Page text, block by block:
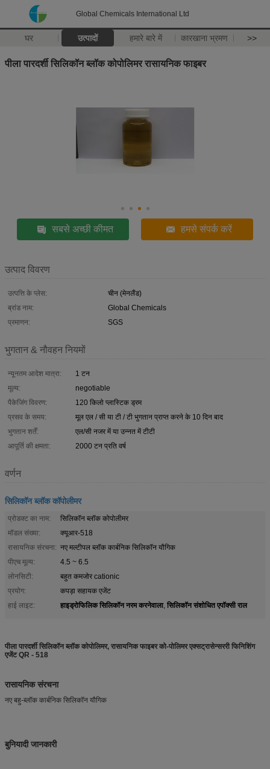
Global Chemicals International Ltd
घर उत्पादों हमारे बारे में कारखाना भ्रमण >>
पीला पारदर्शी सिलिकॉन ब्लॉक कोपोलिमर रासायनिक फाइबर
सबसे अच्छी कीमत हमसे संपर्क करें
उत्पाद विवरण
उत्पत्ति के प्लेस:
चीन (मेनलैंड)
ब्रांड नाम:
Global Chemicals
प्रमाणन:
SGS
भुगतान & नौवहन नियमों
न्यूनतम आदेश मात्रा:
1 टन
मूल्य:
negotiable
पैकेजिंग विवरण:
120 किलो प्लास्टिक ड्रम
प्रसव के समय:
मूल एल / सी या टी / टी भुगतान प्राप्त करने के 10 दिन बाद
भुगतान शर्तें:
एल/सी नजर में या उन्नत में टीटी
आपूर्ति की क्षमता:
2000 टन प्रति वर्ष
वर्णन
सिलिकॉन ब्लॉक कॉपोलीमर
प्रोडक्ट का नाम:
सिलिकॉन ब्लॉक कोपोलीमर
मॉडल संख्या:
क्यूआर-518
रासायनिक संरचना: नए मल्टीपल ब्लॉक कार्बनिक सिलिकॉन यौगिक
पीएच मूल्य:
4.5 ~ 6.5
लोनसिटी:
बहुत कमजोर cationic
प्रयोग:
कपड़ा सहायक एजेंट
हाई लाइट:
हाइड्रोफिलिक सिलिकॉन नरम करनेवाला, सिलिकॉन संशोधित एपॉक्सी राल
पीला पारदर्शी सिलिकॉन ब्लॉक कोपोलिमर, रासायनिक फाइबर को-पोलिमर एक्सट्रासेन्सररी फिनिशिंग
एजेंट QR - 518
रासायनिक संरचना
नए बहु-ब्लॉक कार्बनिक सिलिकॉन यौगिक
बुनियादी जानकारी